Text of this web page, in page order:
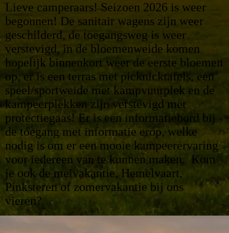
Lieve camperaars! Seizoen 2026 is weer
begonnen! De sanitair wagens zijn weer
geschilderd, de toegangsweg is weer
verstevigd, in de bloemenweide komen
hopelijk binnenkort weer de eerste bloemen
op, er is een terras met picknicktafels, een
speel/sportweide met kampvuurplek en de
kampeerplekken zijn verstevigd met
protectiegaas! Er is een informatiebord bij
de toegang met informatie erop, welke
nodig is om er een mooie kampeerervaring
voor iedereen van te kunnen maken. Kom
je ook de meivakantie, Hemelvaart,
Pinksteren of zomervakantie bij ons
vieren?